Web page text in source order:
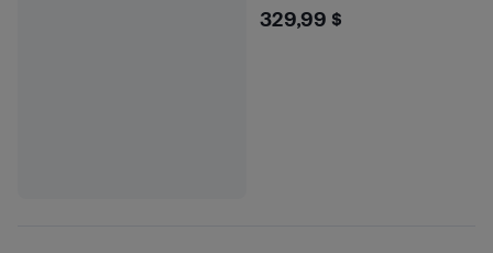
$329.99
329,99 $